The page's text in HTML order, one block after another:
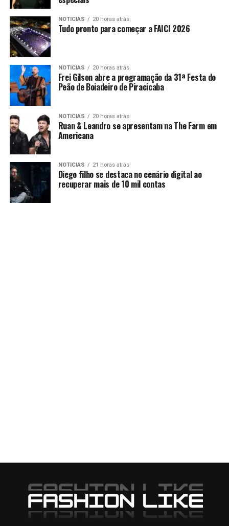
NOTICIAS 20 horas atrás
Tudo pronto para começar a FAICI 2026
NOTICIAS 20 horas atrás
Frei Gilson abre a programação da 31ª Festa do
Peão de Boiadeiro de Piracicaba
NOTICIAS 20 horas atrás
Ruan & Leandro se apresentam na The Farm em
Americana
NOTICIAS 21 horas atrás
Diego filho se destaca no cenário digital ao
recuperar mais de 10 mil contas